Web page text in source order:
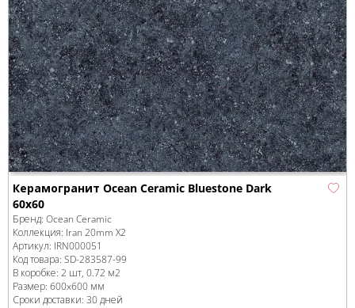
Керамогранит Ocean Ceramic Bluestone Dark
60х60
Бренд: Ocean Ceramic
Коллекция: Iran 20mm X2
Артикул: IRN000051
Код товара: SD-283587-99
В коробке: 2 шт, 0.72 м2
Размер: 600x600 мм
Сроки доставки: 30 дней